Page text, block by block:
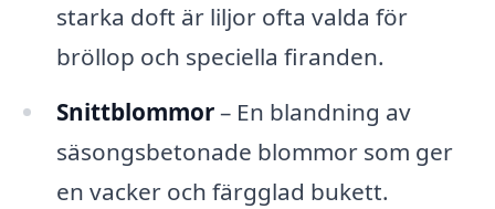
starka doft är liljor ofta valda för
bröllop och speciella firanden.
Snittblommor– En blandning av
säsongsbetonade blommor som ger
en vacker och färgglad bukett.